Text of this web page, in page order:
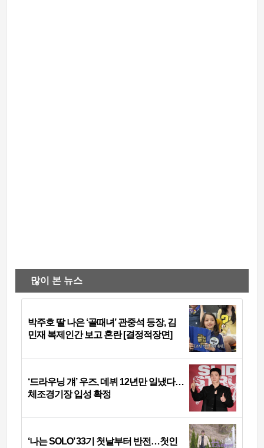
많이 본 뉴스
박주호 딸 나은 ‘골때녀’ 관중석 등장, 김
민재 복제인간 보고 혼란 [결정적장면]
‘드라우닝 걔’ 우즈, 데뷔 12년만 일냈다…
체조경기장 입성 확정
‘나는 SOLO’ 33기 첫날부터 반전…첫인